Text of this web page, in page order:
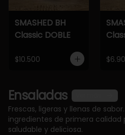
SMASHED BH
Classic DOBLE
$10.500
Ensaladas
Frescas, ligeras y llenas de
ingredientes de primera calidad
saludable y deliciosa.